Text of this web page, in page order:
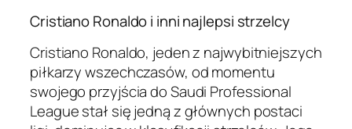
Cristiano Ronaldo i inni najlepsi strzelcy
Cristiano Ronaldo, jeden z najwybitniejszych
piłkarzy wszechczasów, od momentu
swojego przyjścia do Saudi Professional
League stał się jedną z głównych postaci